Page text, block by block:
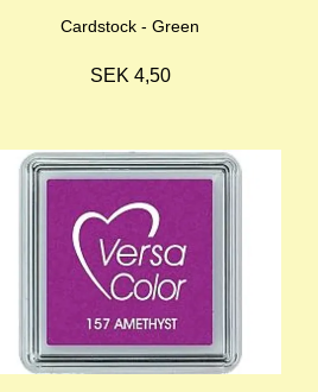
Cardstock - Green
SEK 4,50